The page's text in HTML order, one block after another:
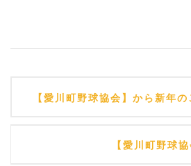
【愛川町野球協会】から新年の
【愛川町野球